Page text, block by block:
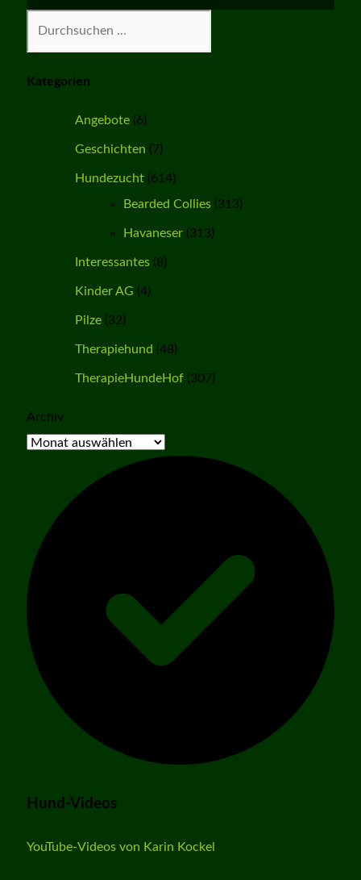
Kategorien
Angebote(6)
Geschichten (7)
Hundezucht(614)
Bearded Collies(313)
Havaneser(313)
Interessantes(8)
Kinder AG (4)
Pilze(32)
Therapiehund (48)
TherapieHundeHof(307)
Archiv
Hund-Videos
YouTube-Videos von Karin Kockel